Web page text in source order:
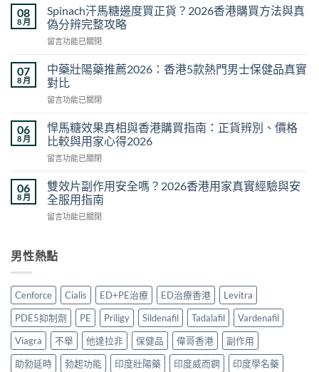
而
鋼
正
品
格
比
較
｜
香
港
貨
錢・
真
假
購
買
略〉
中
08
8 月
Spinach汗馬糖邊度買正貨？2026香港購買方法與真
偽分辨完整攻略
在
汗
馬
糖
邊
買
正
貨？
2026
港
購
方
真
辨
完
整
攻
略〉
中
留言功能已關閉
07
8 月
中藥壯陽藥推薦2026：香港5款熱門男士保健品真實
對比
在
藥
壯
陽
藥
薦
2026：
香
港
熱
士
保
健
品
實
對
留言功能已關閉
06
8 月
悍馬糖效果真相與香港購買指南：正貨辨別、價格
比較與用家心得2026
在
馬
糖
效
果
與
買
指
南：
貨
辨
留言功能已關閉
06
8 月
雙效片副作用安全嗎？2026香港用家真實經驗與安
全服用指南
在
片
副
用
安
全
嗎？
2026
香
港
留言功能已關閉
男性熱點
Cenforce Cialis ED+PE治療 ED治療香港
Levitra
PDE5抑制劑
PE Priligy Sildenafil Tadalafil
Vardenafil
Viagra
不舉 他達拉非 保健品 偉哥香港
副作用
助勃延時
勃起功能 印度壯陽藥 印度威而鋼 印度學名藥